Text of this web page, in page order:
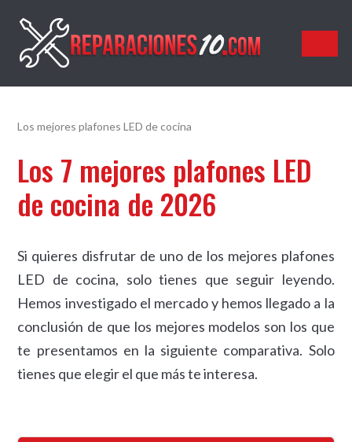
Reparaciones10.com
Los mejores plafones LED de cocina
Los 7 mejores plafones LED
de cocina de 2026
Si quieres disfrutar de uno de los mejores plafones
LED de cocina, solo tienes que seguir leyendo.
Hemos investigado el mercado y hemos llegado a la
conclusión de que los mejores modelos son los que
te presentamos en la siguiente comparativa. Solo
tienes que elegir el que más te interesa.